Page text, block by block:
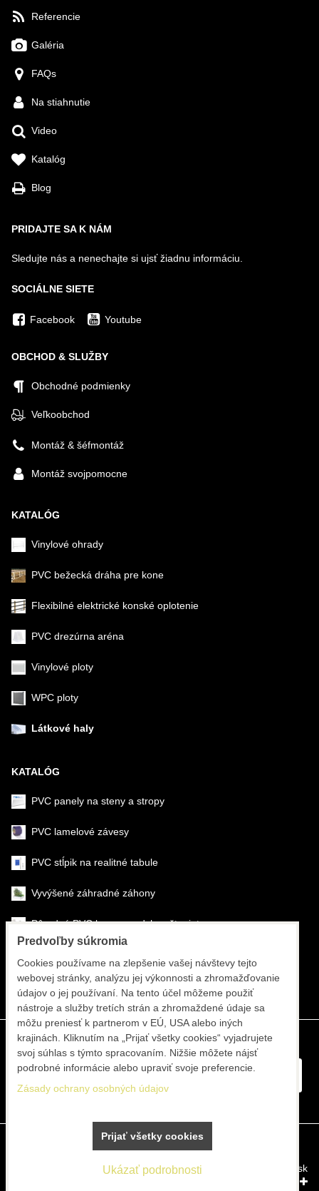
Referencie
Galéria
FAQs
Na stiahnutie
Video
Katalóg
Blog
PRIDAJTE SA K NÁM
Sledujte nás a nenechajte si ujsť žiadnu informáciu.
SOCIÁLNE SIETE
Facebook Youtube
OBCHOD & SLUŽBY
Obchodné podmienky
Veľkoobchod
Montáž & šéfmontáž
Montáž svojpomocne
KATALÓG
Vinylové ohrady
PVC bežecká dráha pre kone
Flexibilné elektrické konské oplotenie
PVC drezúrna aréna
Vinylové ploty
WPC ploty
Látkové haly
KATALÓG
PVC panely na steny a stropy
PVC lamelové závesy
PVC stĺpik na realitné tabule
Vyvýšené záhradné záhony
Pôrodné PVC boxy na odchov šteniat
Športové systémy
Zásady ochrany osobných údajov
Vytvorené pomocou: BiznisWeb.sk
Predvoľby súkromia
Cookies používame na zlepšenie vašej návštevy tejto
webovej stránky, analýzu jej výkonnosti a zhromažďovanie
údajov o jej používaní. Na tento účel môžeme použiť
nástroje a služby tretích strán a zhromaždené údaje sa
môžu preniesť k partnerom v EÚ, USA alebo iných
krajinách. Kliknutím na „Prijať všetky cookies“ vyjadrujete
svoj súhlas s týmto spracovaním. Nižšie môžete nájsť
podrobné informácie alebo upraviť svoje preferencie.
Zásady ochrany osobných údajov
Ukázať podrobnosti
Prijať všetky cookies